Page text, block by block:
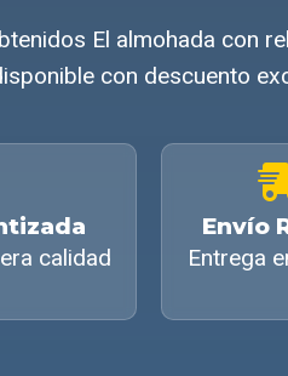
El almohada con
con descuento
calidad
Envío
Entrega